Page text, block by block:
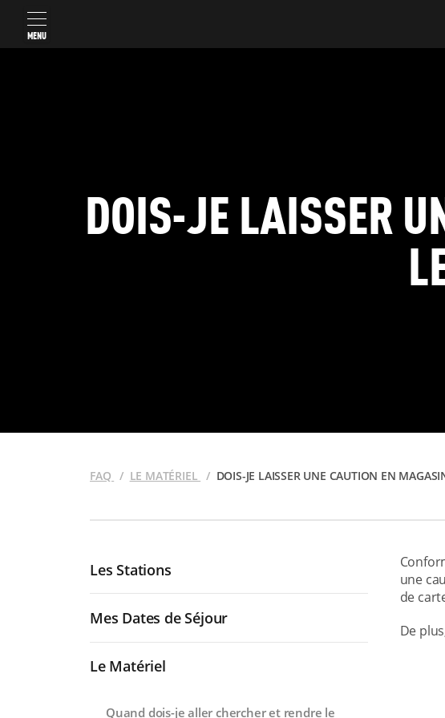
MENU
DOIS-JE LAISSER
FAQ LE MATÉRIEL DOIS-JE LAISSER UNE CAUTION EN
Les Stations
Mes Dates de Séjour
Le Matériel
Quand dois-je aller chercher et rendre le
une
de
De